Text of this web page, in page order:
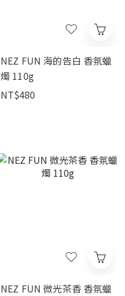
NEZ FUN 海的告白 香氛蠟
燭 110g
NT$480
NEZ FUN 微光茶香 香氛蠟